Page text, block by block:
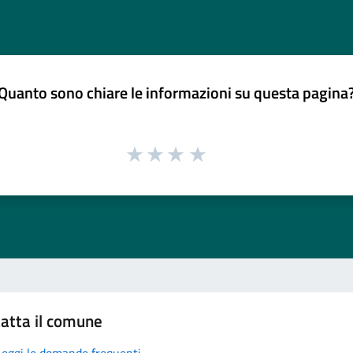
sono chiare le informazioni su questa
il comune